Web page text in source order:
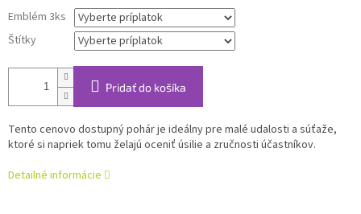
Emblém 3ks
Štítky
Pridať do košíka
Tento cenovo dostupný pohár je ideálny pre malé udalosti a súťaže,
ktoré si napriek tomu želajú oceniť úsilie a zručnosti účastníkov.
Detailné informácie